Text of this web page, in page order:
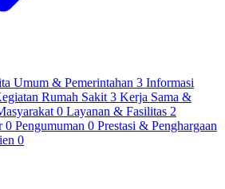
Umum & Pemerintahan 3 Informasi
Rumah Sakit 3 Kerja Sama &
0 Layanan & Fasilitas 2
0 Pengumuman 0 Prestasi & Penghargaan
0